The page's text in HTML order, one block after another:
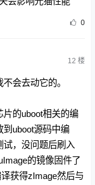
0
12 楼
会去动它的。
的uboot相关的编
uboot源码中编
，没问题后刷入
的镜像固件了
获得zImage然后与